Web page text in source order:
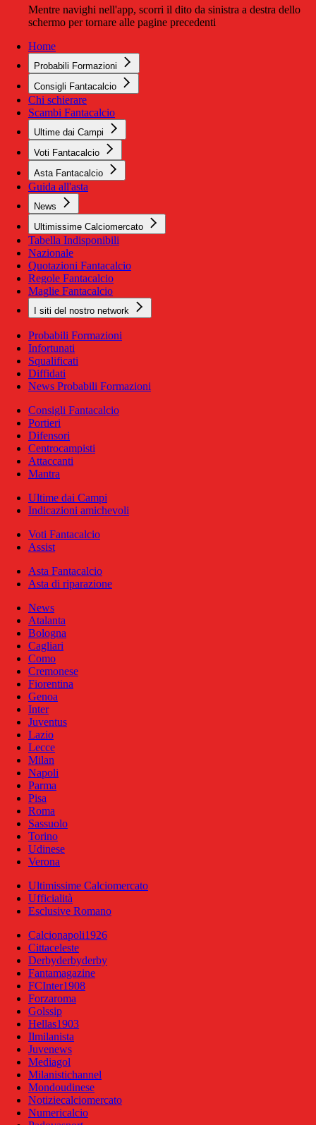
Mentre navighi nell'app, scorri il dito da sinistra a destra dello
schermo per tornare alle pagine precedenti
Home
Probabili Formazioni
Consigli Fantacalcio
Chi schierare
Scambi Fantacalcio
Ultime dai Campi
Voti Fantacalcio
Asta Fantacalcio
Guida all'asta
News
Ultimissime Calciomercato
Tabella Indisponibili
Nazionale
Quotazioni Fantacalcio
Regole Fantacalcio
Maglie Fantacalcio
I siti del nostro network
Probabili Formazioni
Infortunati
Squalificati
Diffidati
News Probabili Formazioni
Consigli Fantacalcio
Portieri
Difensori
Centrocampisti
Attaccanti
Mantra
Ultime dai Campi
Indicazioni amichevoli
Voti Fantacalcio
Assist
Asta Fantacalcio
Asta di riparazione
News
Atalanta
Bologna
Cagliari
Como
Cremonese
Fiorentina
Genoa
Inter
Juventus
Lazio
Lecce
Milan
Napoli
Parma
Pisa
Roma
Sassuolo
Torino
Udinese
Verona
Ultimissime Calciomercato
Ufficialità
Esclusive Romano
Calcionapoli1926
Cittaceleste
Derbyderbyderby
Fantamagazine
FCInter1908
Forzaroma
Golssip
Hellas1903
Ilmilanista
Juvenews
Mediagol
Milanistichannel
Mondoudinese
Notiziecalciomercato
Numericalcio